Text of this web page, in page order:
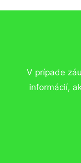
V prípade
informácií,